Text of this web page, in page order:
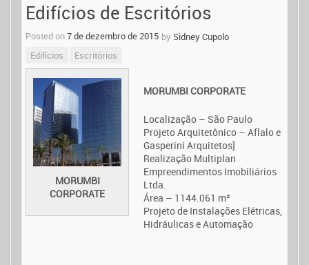
Edifícios de Escritórios
Posted on7 de dezembro de 2015 by Sidney Cupolo
Edifícios
Escritórios
MORUMBI
CORPORATE
MORUMBI CORPORATE
Localização – São Paulo
Projeto Arquitetônico – Aflalo e
Gasperini Arquitetos]
Realização Multiplan
Empreendimentos Imobiliários
Ltda.
Área – 1144.061 m²
Projeto de Instalações Elétricas,
Hidráulicas e Automação